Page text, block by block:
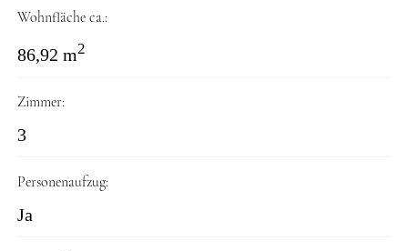
Wohnfläche ca.:
86,92 m2
Zimmer:
3
Personenaufzug:
Ja